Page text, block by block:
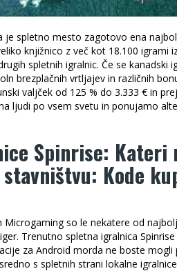
je spletno mesto zagotovo ena
knjižnico z več kot 18.100 igrami
spletnih igralnic. Če se kanadski
brezplačnih vrtljajev in različnih
valjček od 125 % do 3.333 € in
ljudi po vsem svetu in ponujamo
Spinrise: Kateri
Kode
Microgaming so le nekatere od
Trenutno spletna igralnica
za Android morda ne boste mogli
s spletnih strani lokalne